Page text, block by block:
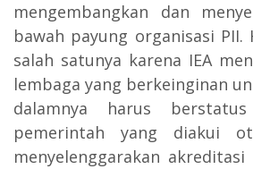
mengembangkan dan
bawah payung organisasi
salah satunya karena IEA
lembaga yang berkeinginan
dalamnya harus
pemerintah yang diakui
menyelenggarakan